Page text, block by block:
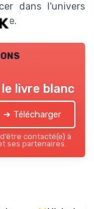
dans l'univers
livre blanc
➔ Télécharger
contacté(e) à
ses partenaires.